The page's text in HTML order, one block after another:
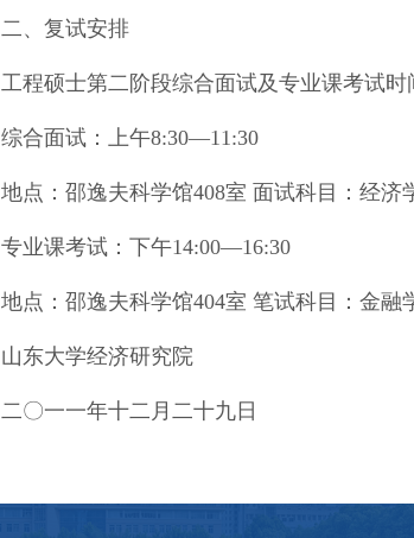
二、复试安排
工程硕士第二阶段综合面试及专业课考试时
综合面试：上午8:30—11:30
地点：邵逸夫科学馆408室 面试科目：经济
专业课考试：下午14:00—16:30
地点：邵逸夫科学馆404室 笔试科目：金融
山东大学经济研究院
二〇一一年十二月二十九日